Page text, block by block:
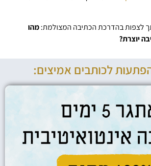
לצפות בהדרכת הכתיבה המצולמת:מהו
לכותבים אמיצים: